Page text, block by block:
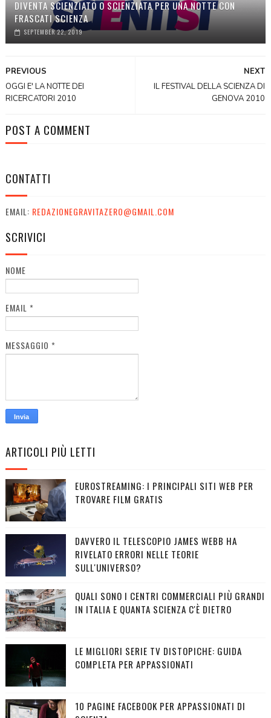
DIVENTA SCIENZIATO O SCIENZIATA PER UNA NOTTE CON
FRASCATI SCIENZA
SEPTEMBER 22, 2019
NEXT
IL FESTIVAL DELLA SCIENZA DI
GENOVA 2010
PREVIOUS
OGGI E' LA NOTTE DEI
RICERCATORI 2010
POST A COMMENT
CONTATTI
EMAIL: REDAZIONEGRAVITAZERO@GMAIL.COM
SCRIVICI
NOME
EMAIL *
MESSAGGIO *
ARTICOLI PIÙ LETTI
EUROSTREAMING: I PRINCIPALI SITI WEB PER
TROVARE FILM GRATIS
DAVVERO IL TELESCOPIO JAMES WEBB HA
RIVELATO ERRORI NELLE TEORIE
SULL'UNIVERSO?
QUALI SONO I CENTRI COMMERCIALI PIÙ GRANDI
IN ITALIA E QUANTA SCIENZA C'È DIETRO
LE MIGLIORI SERIE TV DISTOPICHE: GUIDA
COMPLETA PER APPASSIONATI
10 PAGINE FACEBOOK PER APPASSIONATI DI